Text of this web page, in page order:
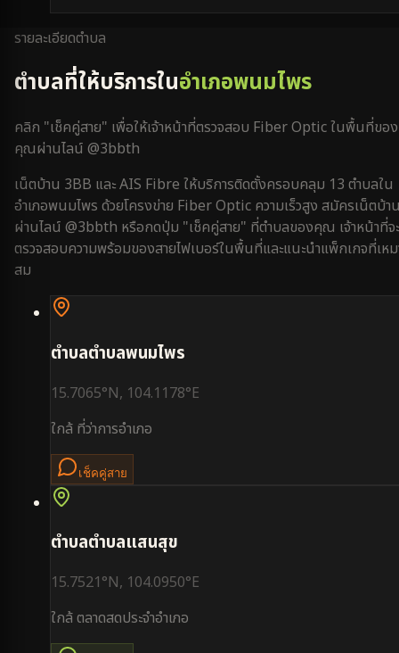
รายละเอียดตำบล
ตำบลที่ให้บริการในอำเภอพนมไพร
คลิก "เช็คคู่สาย" เพื่อให้เจ้าหน้าที่ตรวจสอบ Fiber Optic ในพื้นที่ของ
คุณผ่านไลน์ @3bbth
เน็ตบ้าน 3BB และ AIS Fibre ให้บริการติดตั้งครอบคลุม 13 ตำบลใน
อำเภอพนมไพร ด้วยโครงข่าย Fiber Optic ความเร็วสูง สมัครเน็ตบ้า
ผ่านไลน์ @3bbth หรือกดปุ่ม "เช็คคู่สาย" ที่ตำบลของคุณ เจ้าหน้าที่จะ
ตรวจสอบความพร้อมของสายไฟเบอร์ในพื้นที่และแนะนำแพ็กเกจที่เหม
สม
ตำบลตำบลพนมไพร
15.7065°N, 104.1178°E
ใกล้ ที่ว่าการอำเภอ
เช็คคู่สาย
ตำบลตำบลแสนสุข
15.7521°N, 104.0950°E
ใกล้ตลาดสดประจำอำเภอ